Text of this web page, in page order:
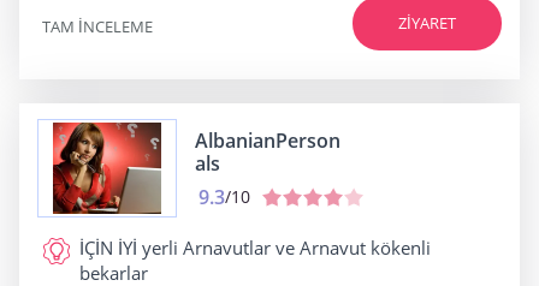
ZIYARET
TAM INCELEME
AlbanianPerson
als
9.3/10
İÇİN İYİ yerli Arnavutlar ve Arnavut kökenli
bekarlar